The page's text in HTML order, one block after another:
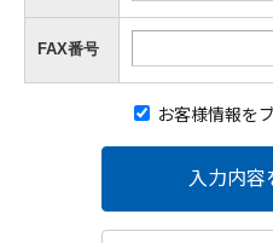
FAX番号
お客様情報を
入力内容